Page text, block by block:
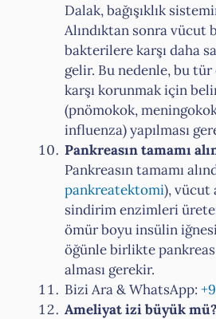
Dalak, bağışıklık
Alındıktan sonra vücut
bakterilere karşı daha
gelir. Bu nedenle, bu
karşı korunmak için
(pnömokok,
influenza) yapılması
Pankreasın tamamı
Pankreasın tamamı
pankreatektomi), vücut
sindirim enzimleri
ömür boyu insülin
öğünle birlikte
alması gerekir.
Bizi Ara & WhatsApp:
Ameliyat izi büyük mü?